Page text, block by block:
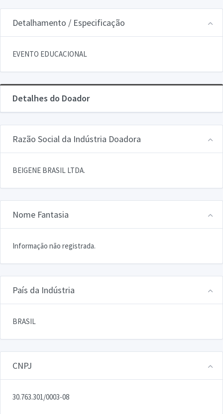
Detalhamento / Especificação
EVENTO EDUCACIONAL
Detalhes do Doador
Razão Social da Indústria Doadora
BEIGENE BRASIL LTDA.
Nome Fantasia
Informação não registrada.
País da Indústria
BRASIL
CNPJ
30.763.301/0003-08